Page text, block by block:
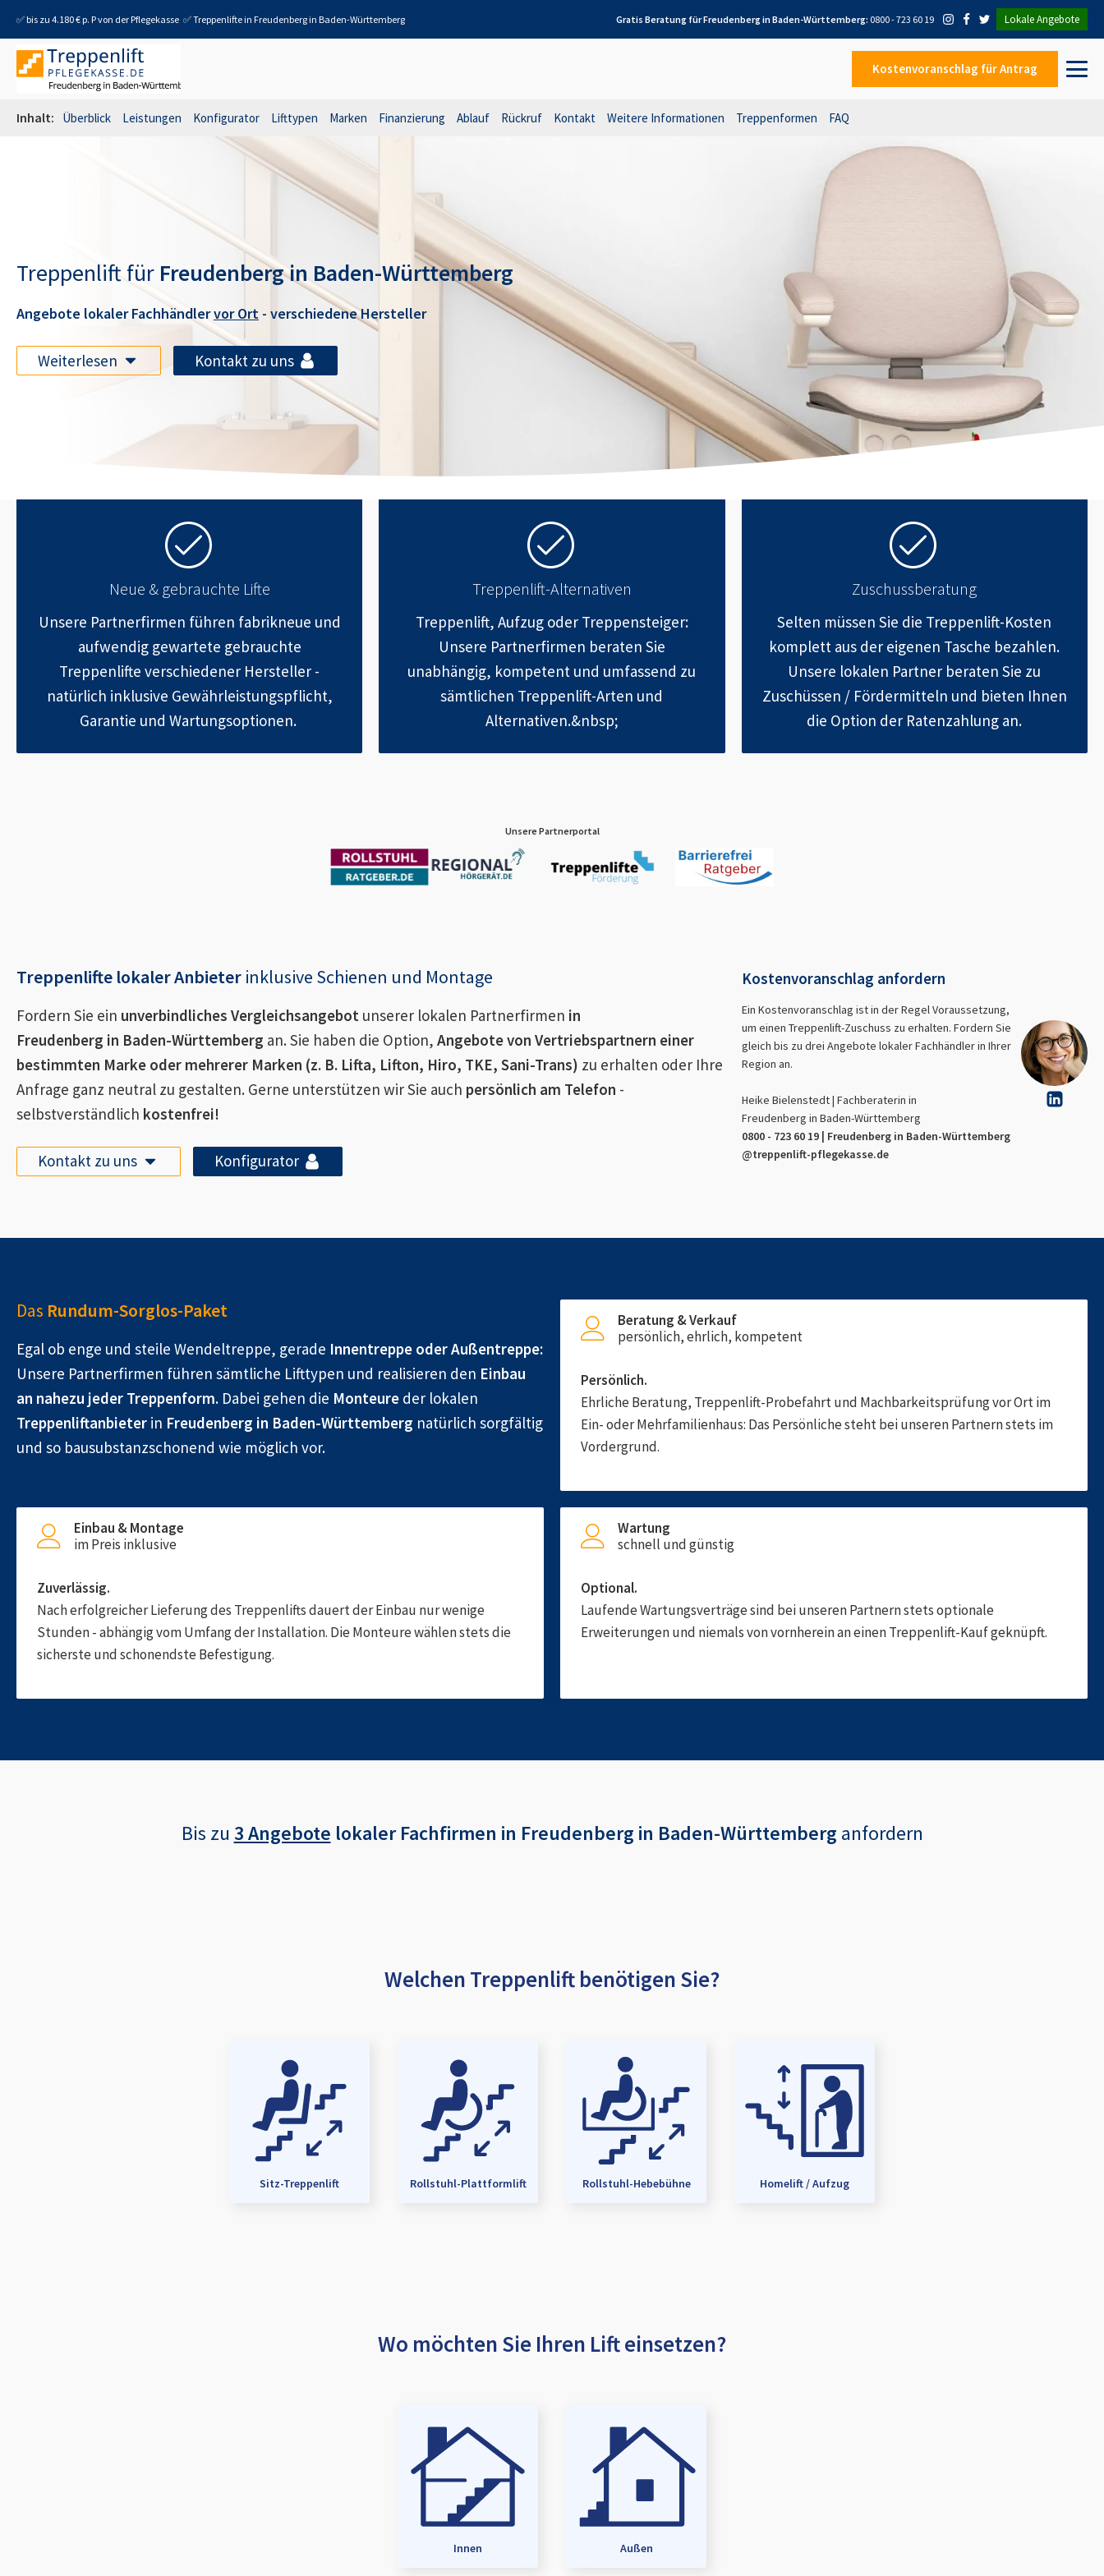
✅ bis zu 4.180 € p. P von der Pflegekasse ✅ Treppenlifte in Freudenberg in Baden-Württemberg Gratis Beratung fürFreudenberg in Baden-Württemberg: 0800 - 723 60 19 Lokale Angebote
Kostenvoranschlag für Antrag
Inhalt: Überblick Leistungen Konfigurator Lifttypen Marken Finanzierung Ablauf Rückruf Kontakt Weitere Informationen Treppenformen FAQ
Treppenlift für Freudenberg in Baden-Württemberg
Angebote lokaler Fachhändlervor Ort - verschiedene Hersteller
Weiterlesen Kontakt zu uns
Neue & gebrauchte Lifte
Unsere Partnerfirmen führen fabrikneue und
aufwendig gewartete gebrauchte
Treppenlifte verschiedener Hersteller -
natürlich inklusive Gewährleistungspflicht,
Garantie und Wartungsoptionen.
Treppenlift-Alternativen
Treppenlift, Aufzug oder Treppensteiger:
Unsere Partnerfirmen beraten Sie
unabhängig, kompetent und umfassend zu
sämtlichen Treppenlift-Arten und
Alternativen.&nbsp;
Zuschussberatung
Selten müssen Sie die Treppenlift-Kosten
komplett aus der eigenen Tasche bezahlen.
Unsere lokalen Partner beraten Sie zu
Zuschüssen / Fördermitteln und bieten Ihnen
die Option der Ratenzahlung an.
Unsere Partnerportal
Treppenlifte lokaler Anbieter inklusive Schienen und Montage
Fordern Sie ein unverbindliches Vergleichsangebot unserer lokalen Partnerfirmen in
Freudenberg in Baden-Württemberg an. Sie haben die Option, Angebote von Vertriebspartnern einer
bestimmten Marke oder mehrerer Marken (z. B. Lifta, Lifton, Hiro, TKE, Sani-Trans) zu erhalten oder Ihre
Anfrage ganz neutral zu gestalten. Gerne unterstützen wir Sie auch persönlich am Telefon -
selbstverständlich kostenfrei!
Kontakt zu uns Konfigurator
Kostenvoranschlag anfordern
Ein Kostenvoranschlag ist in der Regel Voraussetzung,
um einen Treppenlift-Zuschuss zu erhalten. Fordern Sie
gleich bis zu drei Angebote lokaler Fachhändler in Ihrer
Region an.
Heike Bielenstedt | Fachberaterin in
Freudenberg in Baden-Württemberg
0800 - 723 60 19 | Freudenberg in Baden-Württemberg
@treppenlift-pflegekasse.de
Das Rundum-Sorglos-Paket
Egal ob enge und steile Wendeltreppe, gerade Innentreppe oder Außentreppe:
Unsere Partnerfirmen führen sämtliche Lifttypen und realisieren den Einbau
an nahezu jeder Treppenform. Dabei gehen die Monteure der lokalen
Treppenliftanbieter in Freudenberg in Baden-Württemberg natürlich sorgfältig
und so bausubstanzschonend wie möglich vor.
Beratung & Verkauf
persönlich, ehrlich, kompetent
Persönlich.
Ehrliche Beratung, Treppenlift-Probefahrt und Machbarkeitsprüfung vor Ort im
Ein- oder Mehrfamilienhaus: Das Persönliche steht bei unseren Partnern stets im
Vordergrund.
Einbau & Montage
im Preis inklusive
Zuverlässig.
Nach erfolgreicher Lieferung des Treppenlifts dauert der Einbau nur wenige
Stunden - abhängig vom Umfang der Installation. Die Monteure wählen stets die
sicherste und schonendste Befestigung.
Wartung
schnell und günstig
Optional.
Laufende Wartungsverträge sind bei unseren Partnern stets optionale
Erweiterungen und niemals von vornherein an einen Treppenlift-Kauf geknüpft.
Bis zu 3 Angebote lokaler Fachfirmen in Freudenberg in Baden-Württemberg anfordern
Welchen Treppenlift benötigen Sie?
Sitz-Treppenlift Rollstuhl-Plattformlift Rollstuhl-Hebebühne Homelift / Aufzug
Wo möchten Sie Ihren Lift einsetzen?
Innen Außen